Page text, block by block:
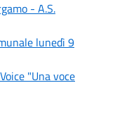
- A.S.
lunedì 9
"Una voce